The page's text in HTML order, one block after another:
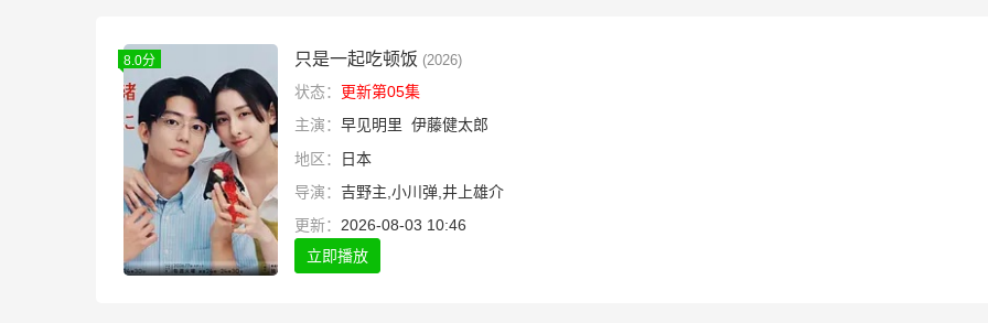
8.0分 只是一起吃顿饭 (2026)
状态： 更新第05集
主演： 早见明里 伊藤健太郎
地区：
日本
导演： 吉野主,小川弹,井上雄介
更新： 2026-08-03 10:46
立即播放